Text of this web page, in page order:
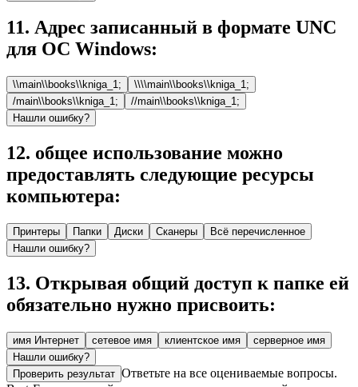
11. Адрес записанный в формате UNC
для ОС Windows:
\\main\\books\\kniga_1;
\\\\main\\books\\kniga_1;
/main\\books\\kniga_1;
//main\\books\\kniga_1;
Нашли ошибку?
12. общее использование можно
предоставлять следующие ресурсы
компьютера:
Принтеры Папки Диски Сканеры
Всё перечисленное
Нашли ошибку?
13. Открывая общий доступ к папке ей
обязательно нужно присвоить:
имя Интернет сетевое имя клиентское имя
серверное имя
Нашли ошибку?
Проверить результат Ответьте на все оцениваемые вопросы.